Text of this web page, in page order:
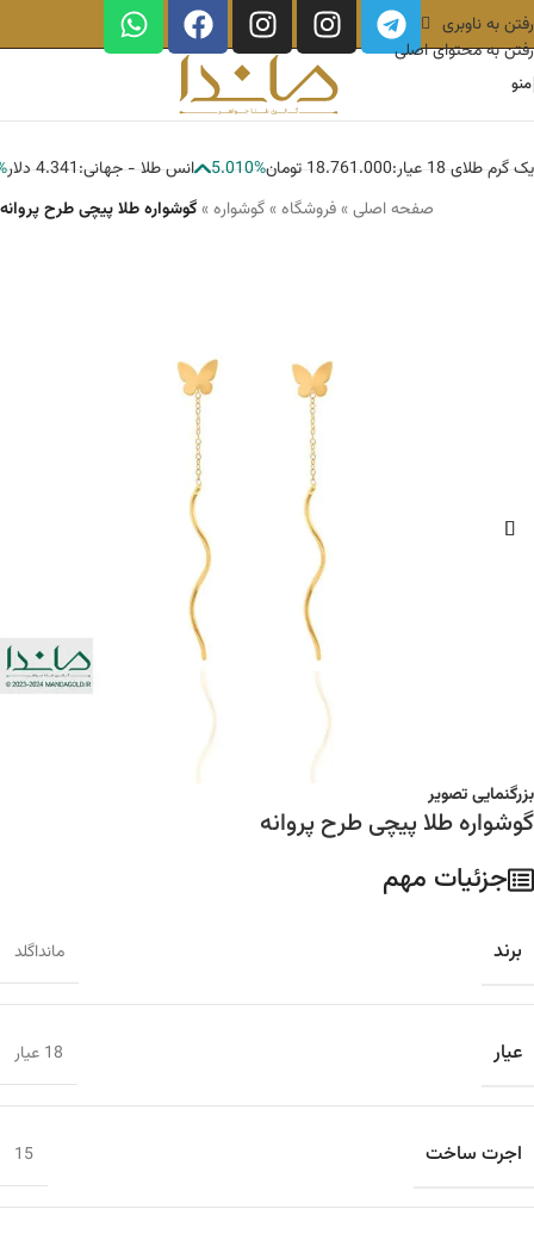
رفتن به ناوبری
رفتن به محتوای اصلی
منو
یک گرم طلای 18 عیار: 18.761.000 تومان 5.010% انس طلا - جهانی:4.341 دلار
صفحه اصلی»فروشگاه»گوشواره»گوشواره طلا پیچی طرح پروانه
بزرگنمایی تصویر
گوشواره طلا پیچی طرح پروانه
جزئیات مهم
برند مانداگلد
عیار 18 عیار
اجرت ساخت 15